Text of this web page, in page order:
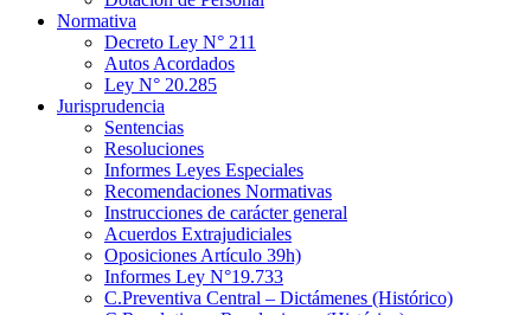
Normativa
Decreto Ley N° 211
Autos Acordados
Ley N° 20.285
Jurisprudencia
Sentencias
Resoluciones
Informes Leyes Especiales
Recomendaciones Normativas
Instrucciones de carácter general
Acuerdos Extrajudiciales
Oposiciones Artículo 39h)
Informes Ley N°19.733
C.Preventiva Central – Dictámenes (Histórico)